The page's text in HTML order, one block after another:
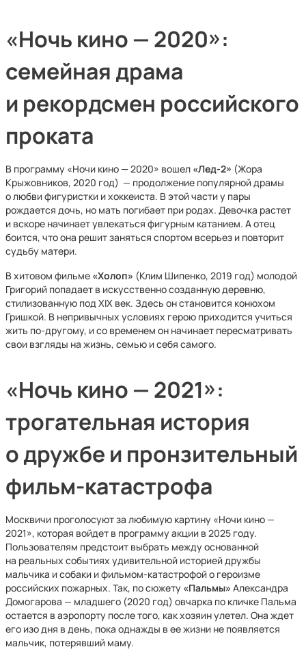
«Ночь кино — 2020»:
семейная драма
и рекордсмен российского
проката
В программу «Ночи кино — 2020» вошел «Лед-2» (Жора
Крыжовников, 2020 год) — продолжение популярной драмы
о любви фигуристки и хоккеиста. В этой части у пары
рождается дочь, но мать погибает при родах. Девочка растет
и вскоре начинает увлекаться фигурным катанием. А отец
боится, что она решит заняться спортом всерьез и повторит
судьбу матери.
В хитовом фильме «Холоп» (Клим Шипенко, 2019 год) молодой
Григорий попадает в искусственно созданную деревню,
стилизованную под XIX век. Здесь он становится конюхом
Гришкой. В непривычных условиях герою приходится учиться
жить по-другому, и со временем он начинает пересматривать
свои взгляды на жизнь, семью и себя самого.
«Ночь кино — 2021»:
трогательная история
о дружбе и пронзительный
фильм-катастрофа
Москвичи проголосуют за любимую картину «Ночи кино —
2021», которая войдет в программу акции в 2025 году.
Пользователям предстоит выбрать между основанной
на реальных событиях удивительной историей дружбы
мальчика и собаки и фильмом-катастрофой о героизме
российских пожарных. Так, по сюжету «Пальмы» Александра
Домогарова — младшего (2020 год) овчарка по кличке Пальма
остается в аэропорту после того, как хозяин улетел. Она ждет
его изо дня в день, пока однажды в ее жизни не появляется
мальчик, потерявший маму.